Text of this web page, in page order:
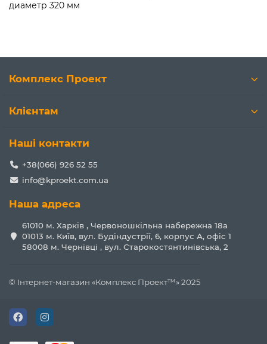
диаметр 320 мм
Комплекс Проект
Клієнтам
Наші контакти
+38(066) 926 52 55
info@kproekt.com.ua
Наша адреса
61010 м. Харків , Червоношкільна набережна 18а
01013 м. Київ, вул. Будіндустрії, 6, корпус А, офіс 1
58008 м. Чернівці , вул. Старокостянтинівська, 2
© Інтернет-магазин «Комплекс Проект™» 2025